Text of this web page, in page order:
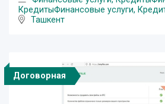
КредитыФинансовые услуги,
Ташкент
Договорная